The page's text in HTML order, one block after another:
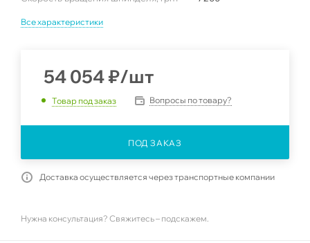
Все характеристики
54 054₽/шт
Товар под заказ Вопросы по товару?
ПОД ЗАКАЗ
Доставка осуществляется через транспортные компании
Нужна консультация? Свяжитесь – подскажем.